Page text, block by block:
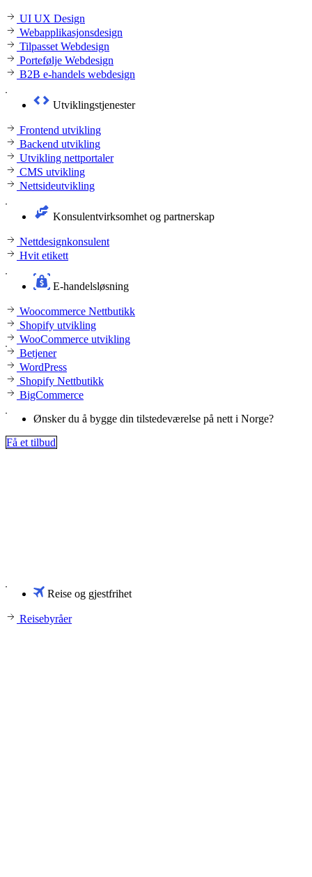
UI UX Design
Webapplikasjonsdesign
Tilpasset Webdesign
Portefølje Webdesign
B2B e-handels webdesign
Utviklingstjenester
Frontend utvikling
Backend utvikling
Utvikling nettportaler
CMS utvikling
Nettsideutvikling
Konsulentvirksomhet og partnerskap
Nettdesignkonsulent
Hvit etikett
E-handelsløsning
Woocommerce Nettbutikk
Shopify utvikling
WooCommerce utvikling
Betjener
WordPress
Shopify Nettbutikk
BigCommerce
Ønsker du å bygge din tilstedeværelse på nett i Norge?
Få et tilbud
Reise og gjestfrihet
Reisebyråer